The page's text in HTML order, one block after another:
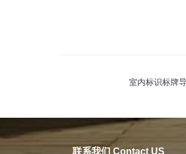
室内标识标牌
联系我们 Contact US